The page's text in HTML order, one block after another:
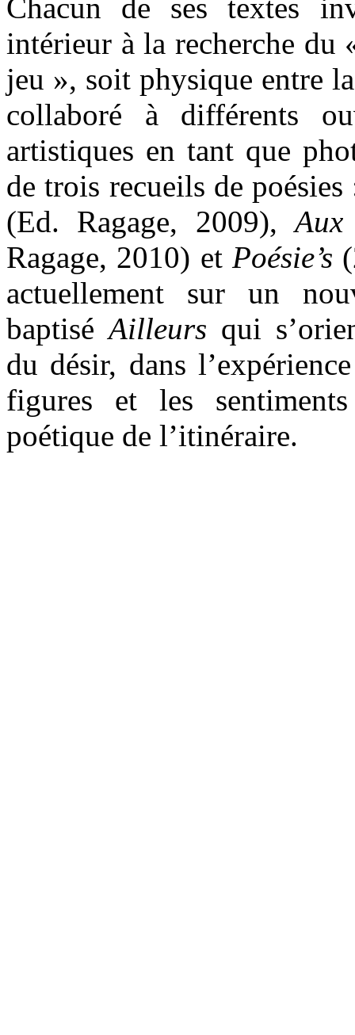
Chacun de ses textes
intérieur à la recherche du
jeu », soit physique entre
collaboré à différents
artistiques en tant que
de trois recueils de
(Ed. Ragage, 2009),
Ragage, 2010) et Poésie’s
actuellement sur un
baptisé Ailleurs qui
du désir, dans
figures et les
poétique de l’itinéraire.